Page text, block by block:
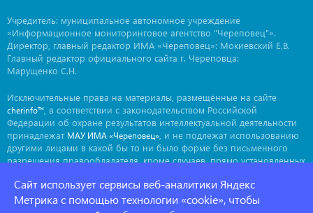
Учредитель: муниципальное автономное учреждение
«Информационное мониторинговое агентство "Череповец"».
Директор, главный редактор ИМА «Череповец»: Мокиевский Е.В.
Главный редактор официального сайта г. Череповца:
Марущенко С.Н.
Исключительные права на материалы, размещённые на сайте
cherinfo™ , в соответствии с законодательством Российской
Федерации об охране результатов интеллектуальной деятельности
принадлежат МАУ ИМА «Череповец» , и не подлежат использованию
другими лицами в какой бы то ни было форме без письменного
разрешения правообладателя, кроме случаев, прямо установленных
ima@cherinfo.ru. Мнение авторов может не совпадать с мнением
редакции.
Сайт использует сервисы веб-аналитики Яндекс
Метрика с помощью технологии «cookie», чтобы